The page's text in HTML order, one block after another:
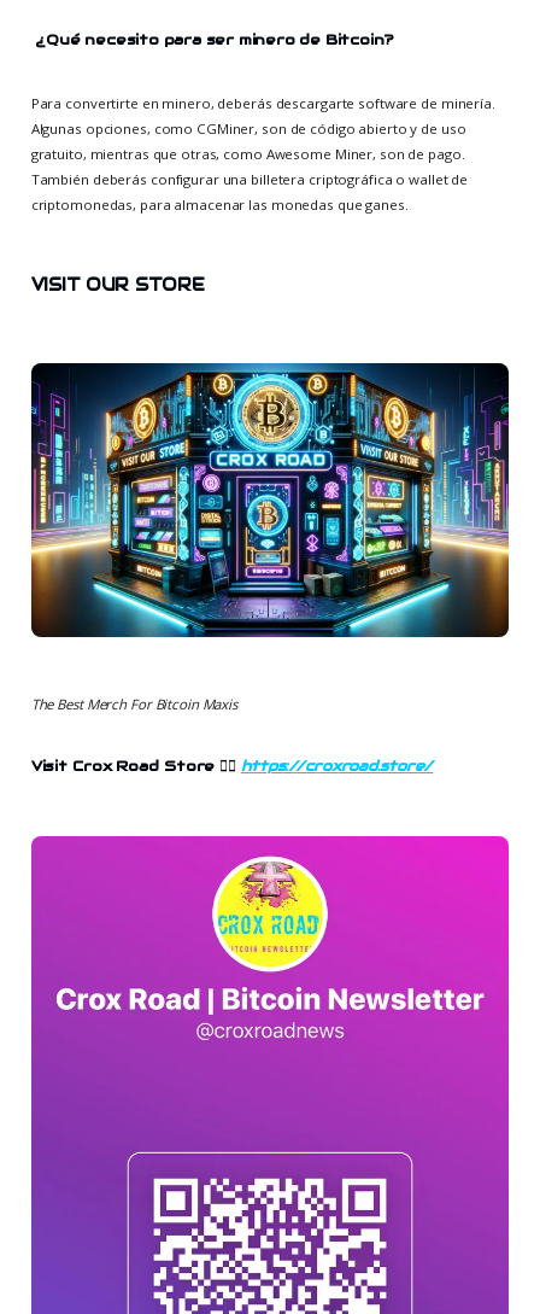
¿Qué necesito para ser minero de Bitcoin?
Para convertirte en minero, deberás descargarte software de minería.
Algunas opciones, como CGMiner, son de código abierto y de uso
gratuito, mientras que otras, como Awesome Miner, son de pago.
También deberás configurar una billetera criptográfica o wallet de
criptomonedas, para almacenar las monedas que ganes.
VISIT OUR STORE
The Best Merch For Bitcoin Maxis
Visit Crox Road Store 👉🏻 https://croxroad.store/